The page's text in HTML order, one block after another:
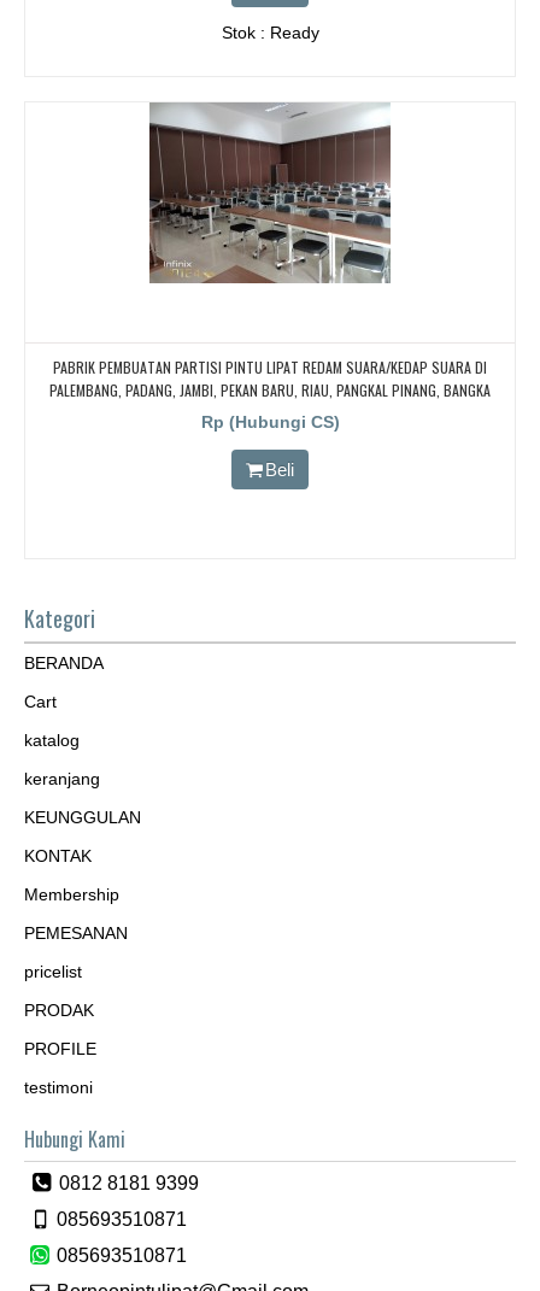
Stok : Ready
PABRIK PEMBUATAN PARTISI PINTU LIPAT REDAM SUARA/KEDAP SUARA DI
PALEMBANG, PADANG, JAMBI, PEKAN BARU, RIAU, PANGKAL PINANG, BANGKA
BELITUNG
Rp (Hubungi CS)
Beli
Kategori
BERANDA
Cart
katalog
keranjang
KEUNGGULAN
KONTAK
Membership
PEMESANAN
pricelist
PRODAK
PROFILE
testimoni
Hubungi Kami
0812 8181 9399
085693510871
085693510871